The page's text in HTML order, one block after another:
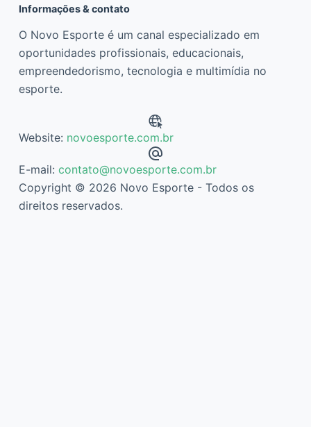
Informações & contato
O Novo Esporte é um canal especializado em
oportunidades profissionais, educacionais,
empreendedorismo, tecnologia e multimídia no
esporte.
Website: novoesporte.com.br
E-mail: contato@novoesporte.com.br
Copyright © 2026 Novo Esporte - Todos os
direitos reservados.